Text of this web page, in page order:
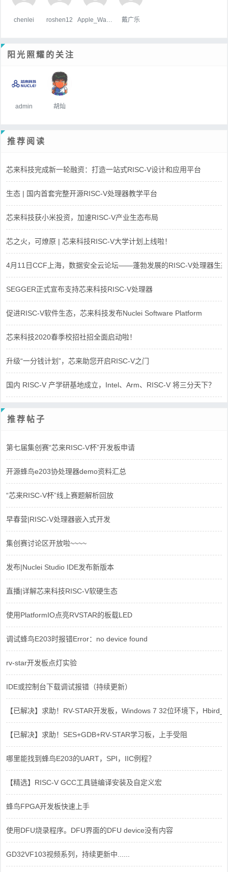
chenlei roshen12 戴广乐
阳光照耀的关注
admin 胡灿
推荐阅读
芯来科技完成新一轮融资：打造一站式RISC-V设计和应用平台
生态 | 国内首套完整开源RISC-V处理器教学平台
芯来科技获小米投资，加速RISC-V产业生态布局
芯之火，可燎原 | 芯来科技RISC-V大学计划上线啦！
4月11日CCF上海，数据安全云论坛——蓬勃发展的RISC-V处理器生态
SEGGER正式宣布支持芯来科技RISC-V处理器
促进RISC-V软件生态，芯来科技发布Nuclei Software Platform
芯来科技2020春季校招社招全面启动啦！
升级“一分钱计划”，芯来助您开启RISC-V之门
国内 RISC-V 产学研基地成立，Intel、Arm、RISC-V 将三分天下？
推荐帖子
第七届集创赛“芯来RISC-V杯”开发板申请
开源蜂鸟e203协处理器demo资料汇总
“芯来RISC-V杯”线上赛题解析回放
早春营|RISC-V处理器嵌入式开发
集创赛讨论区开放啦~~~~
发布|Nuclei Studio IDE发布新版本
直播|详解芯来科技RISC-V软硬生态
使用PlatformIO点亮RVSTAR的板载LED
调试蜂鸟E203时报错Error：no device found
rv-star开发板点灯实验
IDE或控制台下载调试报错（持续更新）
【已解决】求助！RV-STAR开发板，Windows 7 32位环境下，
【已解决】求助！SES+GDB+RV-STAR学习板，上手受阻
哪里能找到蜂鸟E203的UART，SPI，IIC例程？
【精选】RISC-V GCC工具链编译安装及自定义宏
蜂鸟FPGA开发板快速上手
使用DFU烧录程序。DFU界面的DFU device没有内容
GD32VF103视频系列，持续更新中......